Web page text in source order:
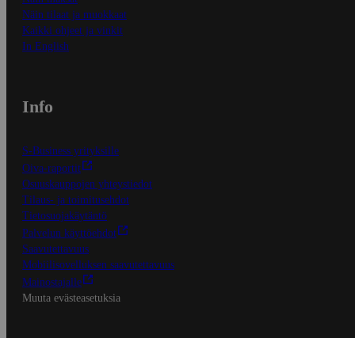
Näin tilaat ja muokkaat
Kaikki ohjeet ja vinkit
In English
Info
S-Business yrityksille
Oiva-raportit
Osuuskauppojen yhteystiedot
Tilaus- ja toimitusehdot
Tietosuojakäytäntö
Palvelun käyttöehdot
Saavutettavuus
Mobiilisovelluksen saavutettavuus
Mainostajalle
Muuta evästeasetuksia